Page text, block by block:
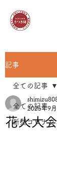
記事
全ての記事
新型コロナウ
全ての記事
花火大
2025年9